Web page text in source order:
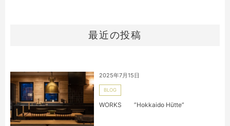
最近の投稿
2025年7月15日
BLOG
WORKS ”Hokkaido Hütte”